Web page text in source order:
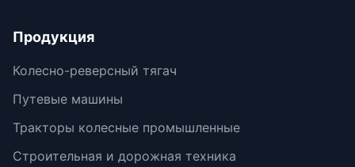
Продукция
Колесно-реверсный тягач
Путевые машины
Тракторы колесные промышленные
Строительная и дорожная техника